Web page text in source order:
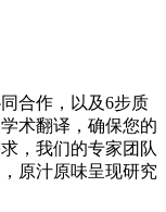
合作，以及6步质
术翻译，确保您的
，我们的专家团队
原汁原味呈现研究